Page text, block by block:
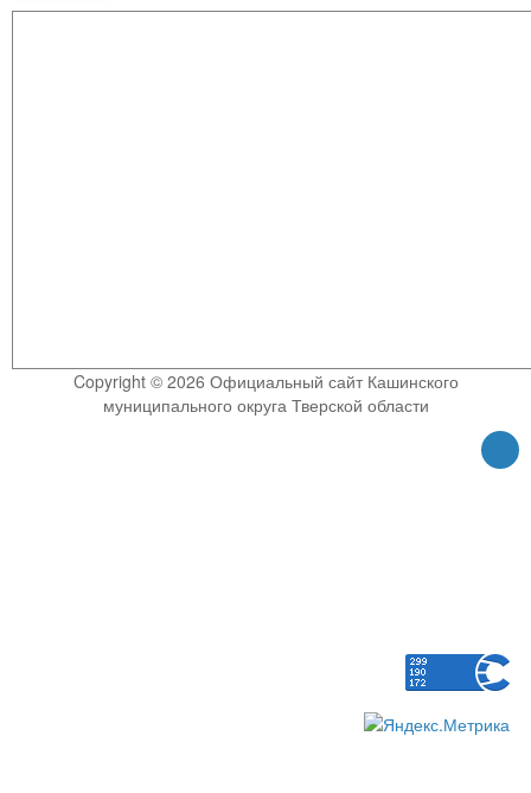
Copyright © 2026 Официальный сайт Кашинского
муниципального округа Тверской области